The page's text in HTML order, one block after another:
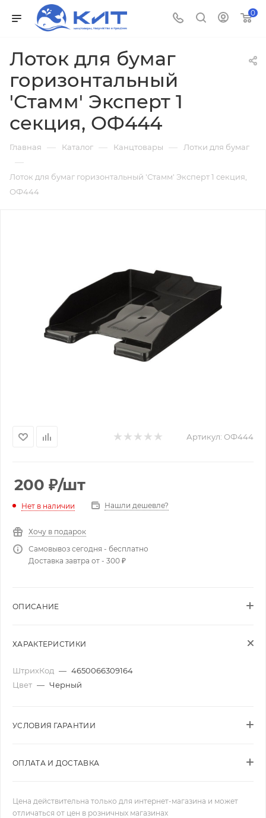
0
Лоток для бумаг
горизонтальный
'Стамм' Эксперт 1
секция, ОФ444
Главная — Каталог — Канцтовары — Лотки для бумаг
—
Лоток для бумаг горизонтальный 'Стамм' Эксперт 1 секция,
ОФ444
Артикул: ОФ444
200 ₽/шт
Нет в наличии Нашли дешевле?
Хочу в подарок
Самовывоз сегодня - бесплатно
Доставка завтра от - 300 ₽
ОПИСАНИЕ
ХАРАКТЕРИСТИКИ
ШтрихКод — 4650066309164
Цвет — Черный
УСЛОВИЯ ГАРАНТИИ
ОПЛАТА И ДОСТАВКА
Цена действительна только для интернет-магазина и может
отличаться от цен в розничных магазинах